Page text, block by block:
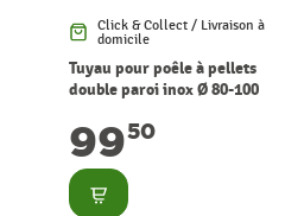
Click & Collect / Livraison à
domicile
Tuyau pour poêle à pellets
double paroi inox Ø 80-100
9950
Consulter